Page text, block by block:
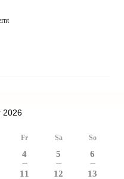
2026
Fr Sa So
4
---
5
---
6
---
11 12 13